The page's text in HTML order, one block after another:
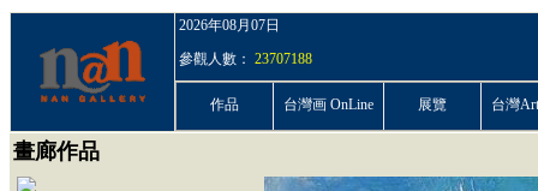
2026年08月07日
參觀人數： 23707188
作品 台灣画 OnLine 展覽 台灣
畫廊作品